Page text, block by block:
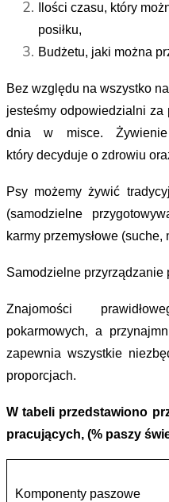
Ilości czasu, który
posiłku,
Budżetu, jaki można
Bez względu na wszystko
jesteśmy odpowiedzialni
dnia w misce.
który decyduje o zdrowiu
Psy możemy żywić
(samodzielne
karmy przemysłowe (suche,
Samodzielne przyrządzanie
Znajomości
pokarmowych, a
zapewnia wszystkie
proporcjach.
W tabeli przedstawiono
pracujących, (% paszy
Komponenty paszowe